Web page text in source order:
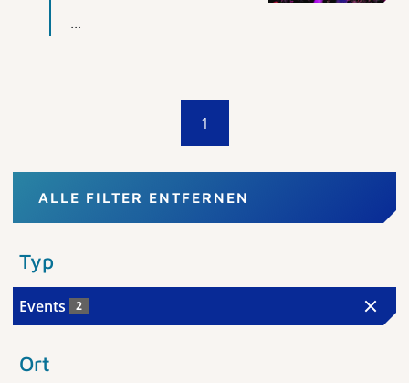
...
1
ALLE FILTER ENTFERNEN
Typ
Events 2
Ort